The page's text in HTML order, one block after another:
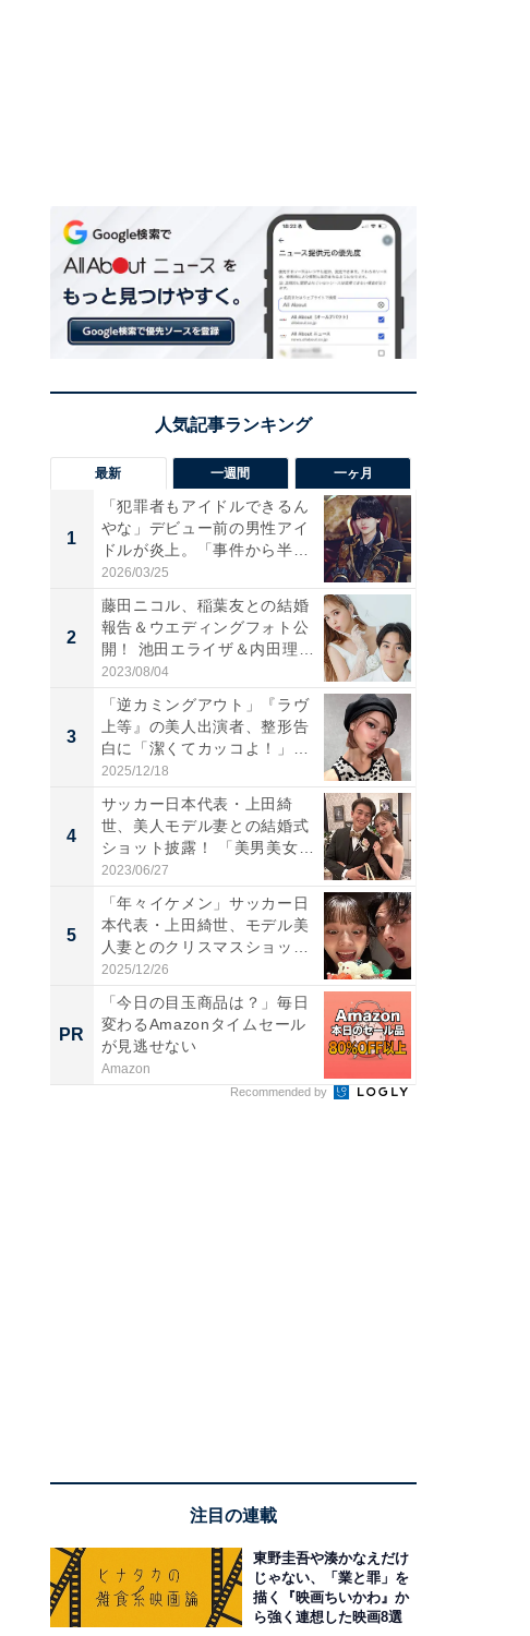
最新 一週間 一ヶ月
1
「犯罪者もアイドルできるん
やな」デビュー前の男性アイ
ドルが炎上。「事件から半年
も...
2026/03/25
2
藤田ニコル、稲葉友との結婚
報告＆ウエディングフォト公
開！ 池田エライザ＆内田理
央...
2023/08/04
3
「逆カミングアウト」『ラヴ
上等』の美人出演者、整形告
白に「潔くてカッコよ！」
「好...
2025/12/18
4
サッカー日本代表・上田綺
世、美人モデル妻との結婚式
ショット披露！ 「美男美女」
「...
2023/06/27
5
「年々イケメン」サッカー日
本代表・上田綺世、モデル美
人妻とのクリスマスショット
に...
2025/12/26
PR
「今日の目玉商品は？」毎日
変わるAmazonタイムセール
が見逃せない
Amazon
Recommended by
注目の連載
東野圭吾や湊かなえだけ
じゃない、「業と罪」を
描く『映画ちいかわ』か
ら強く連想した映画8選